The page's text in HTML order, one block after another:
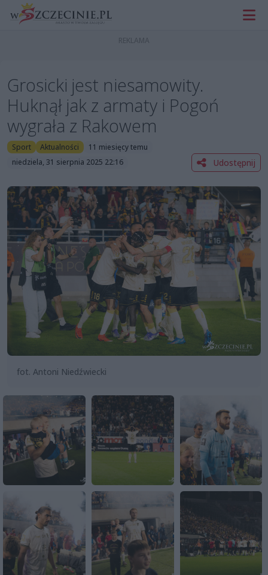
Grosicki jest niesamowity.
Huknął jak z armaty i Pogoń
wygrała z Rakowem
Sport Aktualności
11 miesięcy temu
niedziela, 31 sierpnia 2025 22:16
Udostępnij
fot. Antoni Niedźwiecki